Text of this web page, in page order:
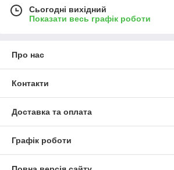
Сьогодні вихідний
Показати весь графік роботи
Про нас
Контакти
Доставка та оплата
Графік роботи